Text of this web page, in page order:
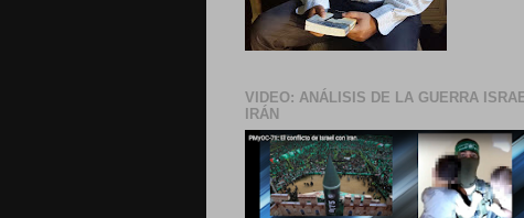
VIDEO: ANÁLISIS DE LA GUERRA
IRÁN